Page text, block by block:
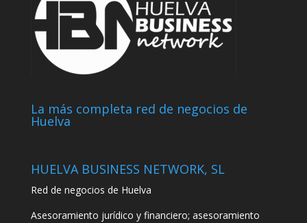
La más completa red de negocios de
Huelva
HUELVA BUSINESS NETWORK, SL
Red de negocios de Huelva
Asesoramiento jurídico y financiero; asesoramiento